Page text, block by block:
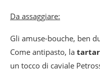
Da assaggiare:
Gli amuse-bouche, ben
Come antipasto, la
un tocco di caviale